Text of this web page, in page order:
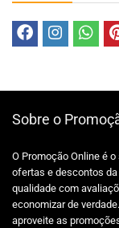
Sobre o
O Promoção Online é
ofertas e descontos
qualidade com
economizar de
aproveite as